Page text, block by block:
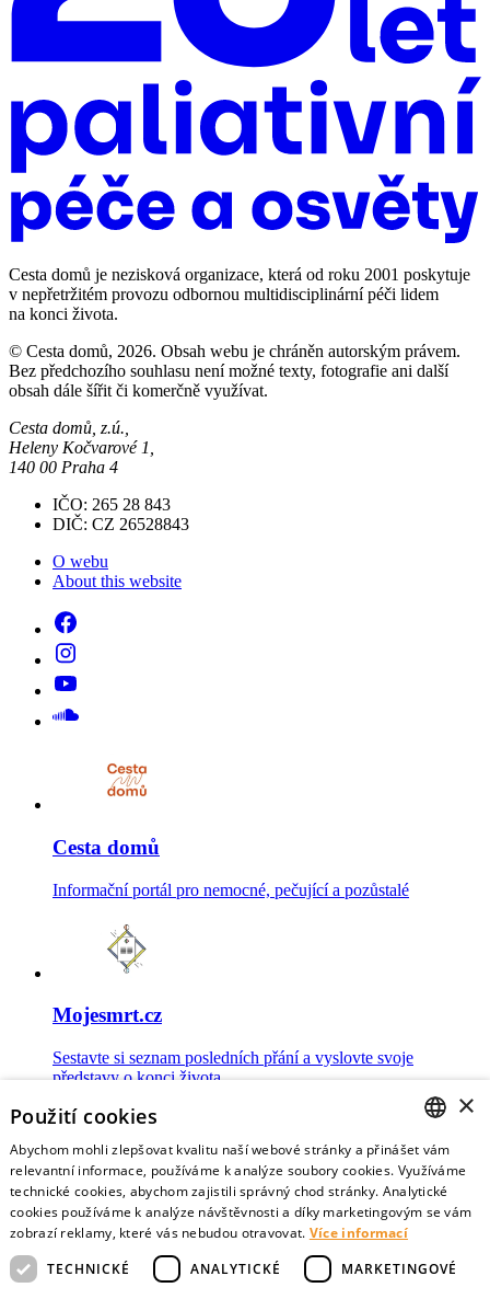
Cesta domů je nezisková organizace, která od roku 2001 poskytuje
v nepřetržitém provozu odbornou multidisciplinární péči lidem
na konci života.
© Cesta domů, 2026. Obsah webu je chráněn autorským právem.
Bez předchozího souhlasu není možné texty, fotografie ani další
obsah dále šířit či komerčně využívat.
Cesta domů, z.ú.,
Heleny Kočvarové 1,
140 00 Praha 4
IČO: 265 28 843
DIČ: CZ 26528843
O webu
About this website
Cesta domů
Informační portál pro nemocné, pečující a pozůstalé
Mojesmrt.cz
Sestavte si seznam posledních přání a vyslovte svoje
představy o konci života
Data o umírání
Nejnovější data o postojích veřejnosti a zdravotníků k umírání
CZECH
ENGLISH
×
Použití cookies
Abychom mohli zlepšovat kvalitu naší webové stránky a přinášet vám
relevantní informace, používáme k analýze soubory cookies. Využíváme
technické cookies, abychom zajistili správný chod stránky. Analytické
cookies používáme k analýze návštěvnosti a díky marketingovým se vám
zobrazí reklamy, které vás nebudou otravovat. Více informací
TECHNICKÉ
ANALYTICKÉ MARKETINGOVÉ